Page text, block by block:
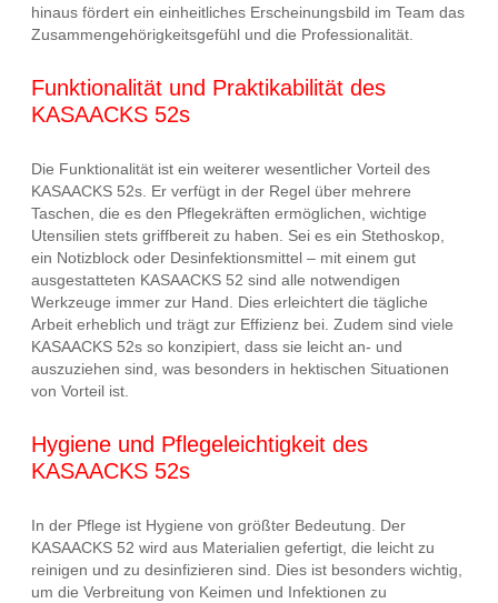
hinaus fördert ein einheitliches Erscheinungsbild im Team das
Zusammengehörigkeitsgefühl und die Professionalität.
Funktionalität und Praktikabilität des
KASAACKS 52s
Die Funktionalität ist ein weiterer wesentlicher Vorteil des
KASAACKS 52s. Er verfügt in der Regel über mehrere
Taschen, die es den Pflegekräften ermöglichen, wichtige
Utensilien stets griffbereit zu haben. Sei es ein Stethoskop,
ein Notizblock oder Desinfektionsmittel – mit einem gut
ausgestatteten KASAACKS 52 sind alle notwendigen
Werkzeuge immer zur Hand. Dies erleichtert die tägliche
Arbeit erheblich und trägt zur Effizienz bei. Zudem sind viele
KASAACKS 52s so konzipiert, dass sie leicht an- und
auszuziehen sind, was besonders in hektischen Situationen
von Vorteil ist.
Hygiene und Pflegeleichtigkeit des
KASAACKS 52s
In der Pflege ist Hygiene von größter Bedeutung. Der
KASAACKS 52 wird aus Materialien gefertigt, die leicht zu
reinigen und zu desinfizieren sind. Dies ist besonders wichtig,
um die Verbreitung von Keimen und Infektionen zu